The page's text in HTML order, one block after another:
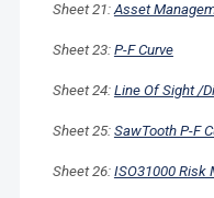
Sheet 21:Asset
Sheet 23: P-F Curve
Sheet 24: Line Of Sight /
Sheet 25: SawTooth P-F
Sheet 26: ISO31000 Risk